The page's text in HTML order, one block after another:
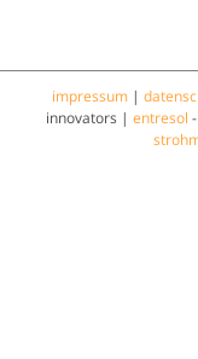
impressum|
innovators | entresol